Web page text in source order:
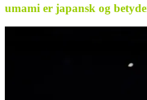
umami er japansk og